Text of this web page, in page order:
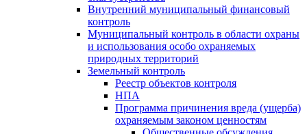
Внутренний муниципальный финансовый
контроль
Муниципальный контроль в области охраны
и использования особо охраняемых
природных территорий
Земельный контроль
Реестр объектов контроля
НПА
Программа причинения вреда (ущерба)
охраняемым законом ценностям